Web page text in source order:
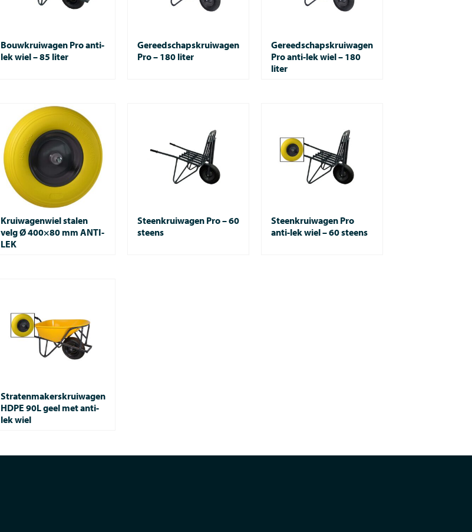
Bouwkruiwagen Pro anti-
lek wiel – 85 liter
Gereedschapskruiwagen
Pro – 180 liter
Gereedschapskruiwagen
Pro anti-lek wiel – 180
liter
Kruiwagenwiel stalen
velg Ø 400×80 mm ANTI-
LEK
Steenkruiwagen Pro – 60
steens
Steenkruiwagen Pro
anti-lek wiel – 60 steens
Stratenmakerskruiwagen
HDPE 90L geel met anti-
lek wiel